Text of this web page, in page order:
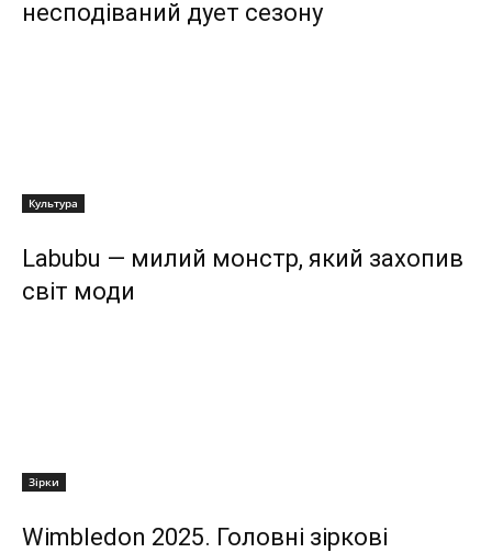
несподіваний дует сезону
Культура
Labubu — милий монстр, який захопив
світ моди
Зірки
Wimbledon 2025. Головні зіркові